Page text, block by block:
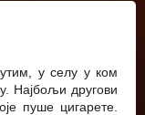
у селу у ком
Најбољи другови
пуше цигарете.